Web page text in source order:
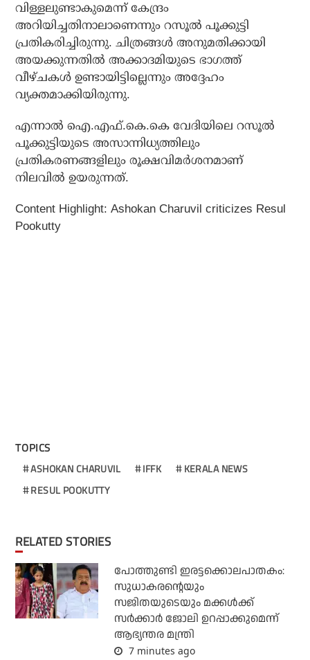
വിള്ളലുണ്ടാകുമെന്ന് കേന്ദ്രം
അറിയിച്ചതിനാലാണെന്നും റസൂല്‍ പൂക്കുട്ടി
പ്രതികരിച്ചിരുന്നു. ചിത്രങ്ങള്‍ അനുമതിക്കായി
അയക്കുന്നതില്‍ അക്കാദമിയുടെ ഭാഗത്ത്
വീഴ്ചകള്‍ ഉണ്ടായിട്ടില്ലെന്നും അദ്ദേഹം
വ്യക്തമാക്കിയിരുന്നു.
എന്നാല്‍ ഐ.എഫ്.കെ.കെ വേദിയിലെ റസൂല്‍
പൂക്കുട്ടിയുടെ അസാന്നിധ്യത്തിലും
പ്രതികരണങ്ങളിലും രൂക്ഷവിമര്‍ശനമാണ്
നിലവില്‍ ഉയരുന്നത്.
Content Highlight: Ashokan Charuvil criticizes Resul
Pookutty
TOPICS
ASHOKAN CHARUVIL IFFK
KERALA NEWS
RESUL POOKUTTY
RELATED STORIES
പോത്തുണ്ടി ഇരട്ടക്കൊലപാതകം:
സുധാകരന്റെയും
സജിതയുടെയും മക്കള്‍ക്ക്
സര്‍ക്കാര്‍ ജോലി ഉറപ്പാക്കുമെന്ന്
ആഭ്യന്തര മന്ത്രി
7 minutes ago